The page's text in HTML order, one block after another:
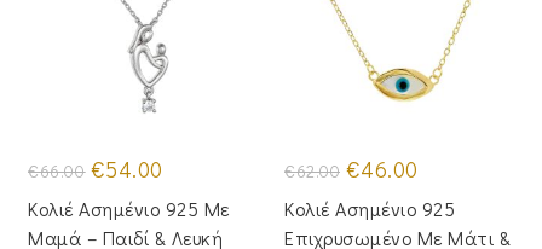
€66.00 Original
price
€66.00.
€54.00
τιμή
είναι:
€54.00.
Κολιέ Ασημένιο 925 Με
Μαμά – Παιδί & Λευκή
€62.00 Original
price
€62.00.
€46.00
τιμή
είναι:
€46.00.
Κολιέ Ασημένιο 925
Επιχρυσωμένο Με Μάτι &